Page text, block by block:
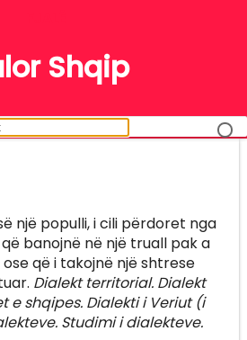
Shqip
një populli, i cili përdoret nga
banojnë në një truall pak a
që i takojnë një shtrese
Dialekt territorial. Dialekt
e shqipes. Dialekti i Veriut (i
Studimi i dialekteve.